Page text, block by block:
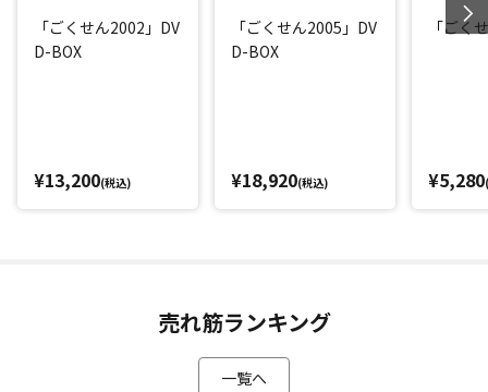
「ごくせん2002」DV
D-BOX
¥13,200(税込)
「ごくせん2005」DV
D-BOX
¥18,920(税込)
「ごく
¥5,280
売れ筋ランキング
一覧へ